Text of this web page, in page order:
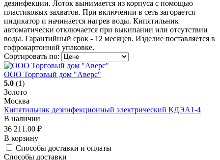
дезинфекции. Лоток вынимается из корпуса с помощью
пластиковых захватов. При включении в сеть загорается
индикатор и начинается нагрев воды. Кипятильник
автоматически отключается при выкипании или отсутствии
воды. Гарантийный срок - 12 месяцев. Изделие поставляется в
гофрокартонной упаковке.
Сортировать по:
ООО Торговый дом "Аверс"
5.0 (1)
Золото
Москва
Кипятильник дезинфекционный электрический КДЭА1-4
В наличии
36 211.00 ₽
В корзину
Способы доставки и оплаты
Способы доставки